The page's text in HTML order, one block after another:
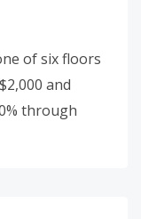
of six floors
and
through